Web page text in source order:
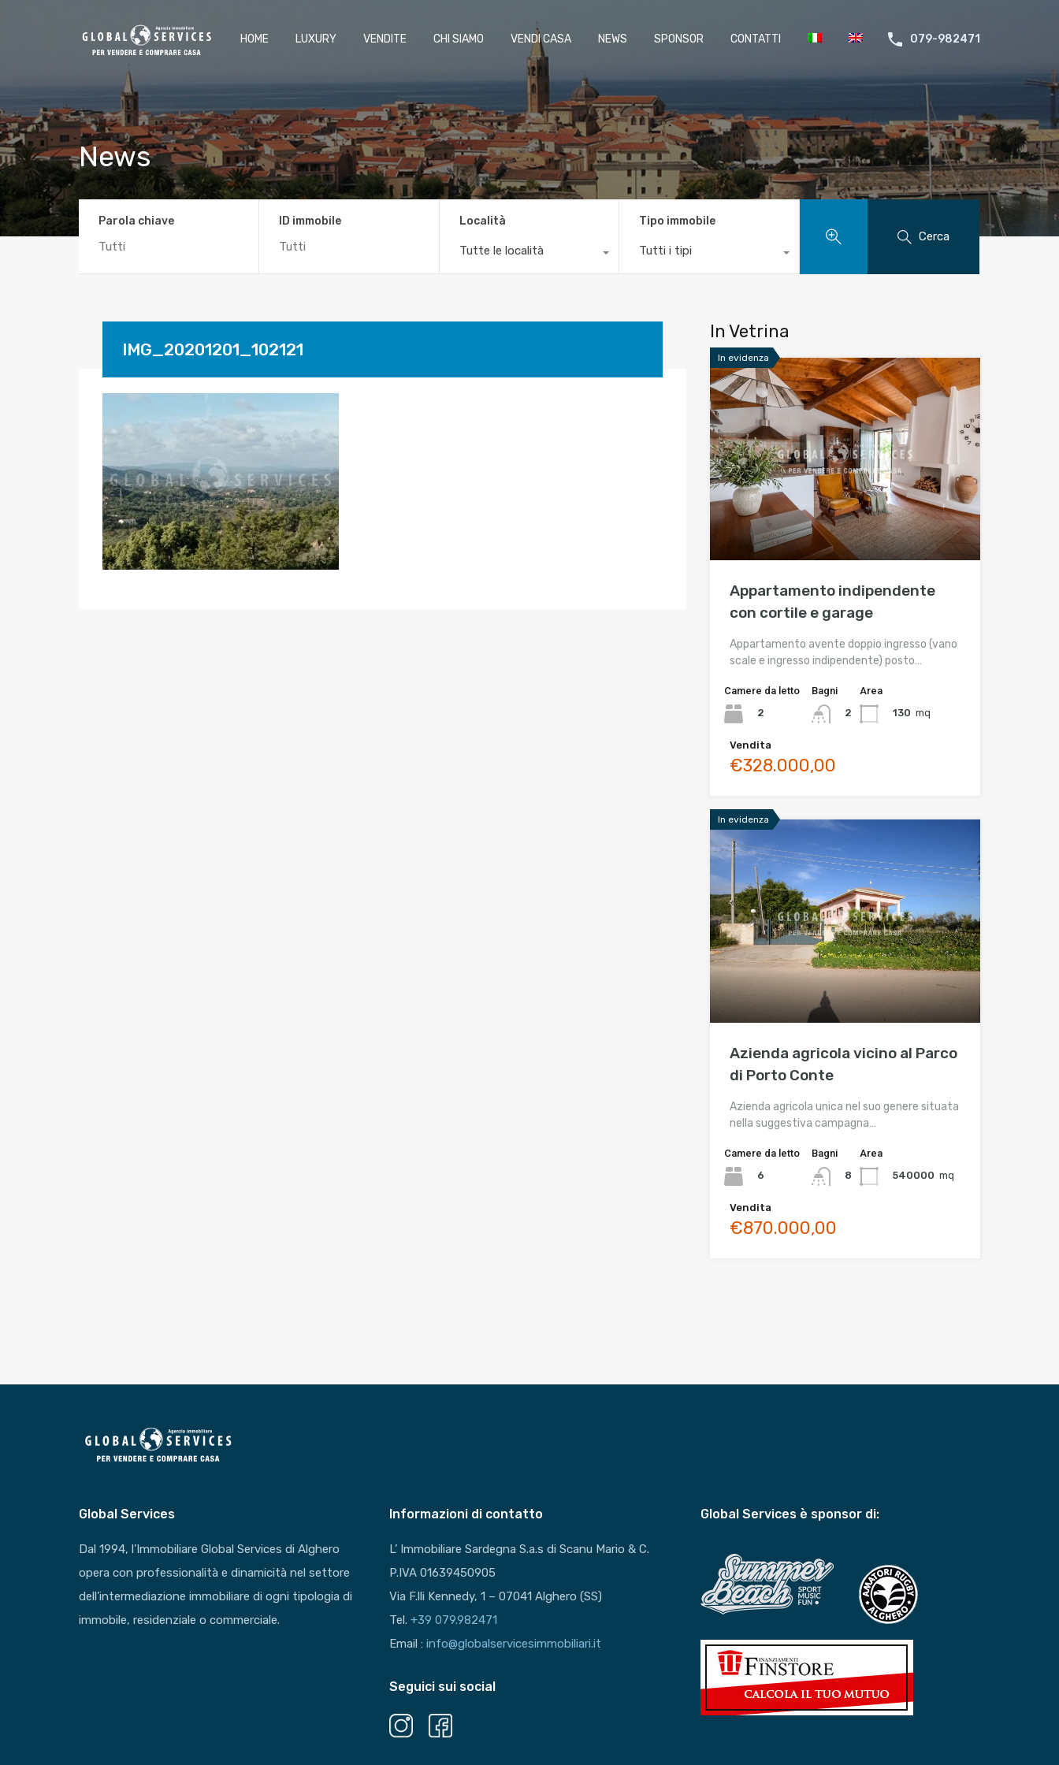
HOME LUXURY VENDITE CHI SIAMO VENDI CASA NEWS SPONSOR CONTATTI 079-982471
News
Parola chiave ID immobile Località
Tutte le località
Tipo immobile
Tutti i tipi
Cerca
IMG_20201201_102121
In Vetrina
In evidenza
Appartamento indipendente
con cortile e garage
Appartamento avente doppio ingresso (vano
scale e ingresso indipendente) posto…
Camere da letto
2
Bagni
2
Area
130 mq
Vendita
€328.000,00
In evidenza
Azienda agricola vicino al Parco
di Porto Conte
Azienda agricola unica nel suo genere situata
nella suggestiva campagna…
Camere da letto
6
Bagni
8
Area
540000 mq
Vendita
€870.000,00
Global Services
Dal 1994, l’Immobiliare Global Services di Alghero
opera con professionalità e dinamicità nel settore
dell’intermediazione immobiliare di ogni tipologia di
immobile, residenziale o commerciale.
Informazioni di contatto
L’ Immobiliare Sardegna S.a.s di Scanu Mario & C.
P.IVA 01639450905
Via F.lli Kennedy, 1 – 07041 Alghero (SS)
Tel.+39 079.982471
Email :info@globalservicesimmobiliari.it
Seguici sui social
Global Services è sponsor di: